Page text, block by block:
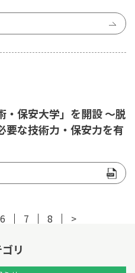
・保安大学」を開設 ～脱
要な技術力・保安力を有
6 7 8 >
リ